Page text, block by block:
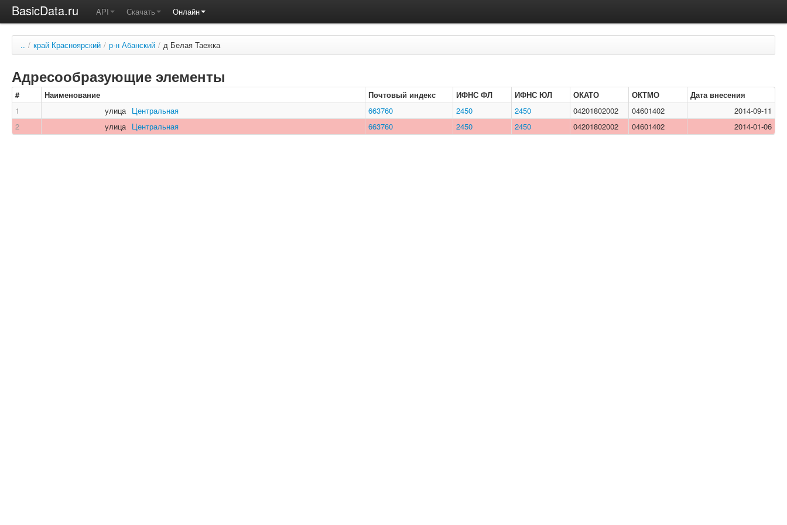
BasicData.ru API Скачать Онлайн
.. / край Красноярский / р-н Абанский / д Белая Таежка
Адресообразующие элементы
# Наименование Почтовый индекс ИФНС ФЛ ИФНС ЮЛ ОКАТО ОКТМО
Дата внесения
1
улица Центральная 663760 2450 2450 04201802002 04601402
2014-09-11
2
улица Центральная 663760 2450 2450 04201802002 04601402 2014-01-06